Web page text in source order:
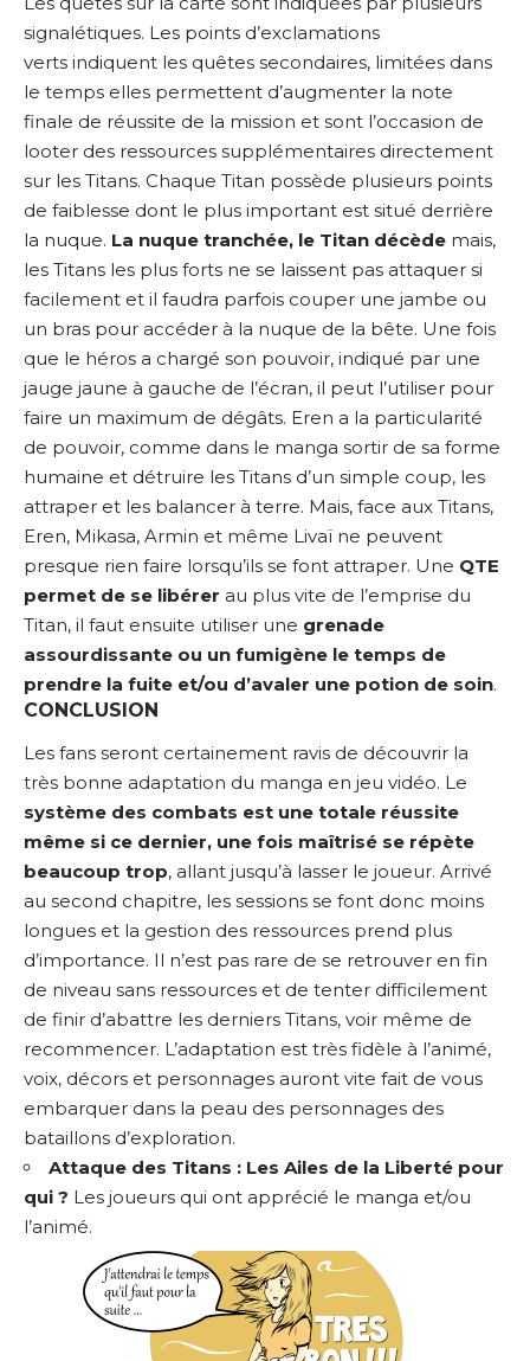
signalétiques. Les points d’exclamations
verts indiquent les quêtes secondaires, limitées dans
le temps elles permettent d’augmenter la note
finale de réussite de la mission et sont l’occasion de
looter des ressources supplémentaires directement
sur les Titans. Chaque Titan possède plusieurs points
de faiblesse dont le plus important est situé derrière
la nuque. La nuque tranchée, le Titan décède mais,
les Titans les plus forts ne se laissent pas attaquer si
facilement et il faudra parfois couper une jambe ou
un bras pour accéder à la nuque de la bête. Une fois
que le héros a chargé son pouvoir, indiqué par une
jauge jaune à gauche de l’écran, il peut l’utiliser pour
faire un maximum de dégâts. Eren a la particularité
de pouvoir, comme dans le manga sortir de sa forme
humaine et détruire les Titans d’un simple coup, les
attraper et les balancer à terre. Mais, face aux Titans,
Eren, Mikasa, Armin et même Livaï ne peuvent
presque rien faire lorsqu’ils se font attraper. Une QTE
permet de se libérer au plus vite de l’emprise du
Titan, il faut ensuite utiliser une grenade
assourdissante ou un fumigène le temps de
prendre la fuite et/ou d’avaler une potion de soin.
CONCLUSION
Les fans seront certainement ravis de découvrir la
très bonne adaptation du manga en jeu vidéo. Le
système des combats est une totale réussite
même si ce dernier, une fois maîtrisé se répète
beaucoup trop, allant jusqu’à lasser le joueur. Arrivé
au second chapitre, les sessions se font donc moins
longues et la gestion des ressources prend plus
d’importance. Il n’est pas rare de se retrouver en fin
de niveau sans ressources et de tenter difficilement
de finir d’abattre les derniers Titans, voir même de
recommencer. L’adaptation est très fidèle à l’animé,
voix, décors et personnages auront vite fait de vous
embarquer dans la peau des personnages des
bataillons d’exploration.
Attaque des Titans : Les Ailes de la Liberté pour
qui ? Les joueurs qui ont apprécié le manga et/ou
l’animé.